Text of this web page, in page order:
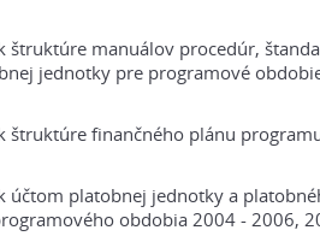
štruktúre manuálov procedúr,
jednotky pre programové
štruktúre finančného plánu
účtom platobnej jednotky a
obdobia 2004 - 2006,